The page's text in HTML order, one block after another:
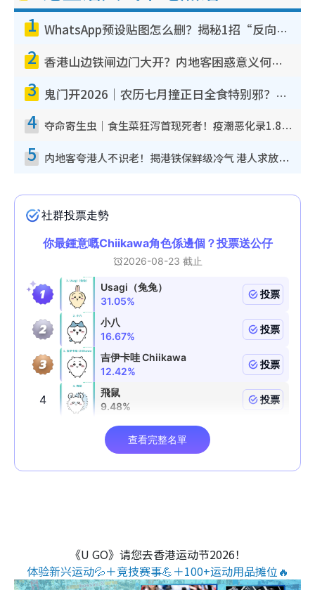
1 WhatsApp预设贴图怎么删？揭秘1招“反向操作”还原简洁界面 附3步实测教程
2 香港山边铁闸边门大开？内地客困惑意义何在！网友神回复：这种叫法理性防御
3 鬼门开2026｜农历七月撞正日全食特别邪？专家警告切忌做一事！揭4大禁忌+2招保平安
4 夺命寄生虫｜食生菜狂泻首现死者！疫潮恶化录1.8万宗病例 揭洗菜3大谬误
5 内地客夸港人不识老！揭港铁保鲜级冷气 港人求放过：别投诉
《U GO》请您去香港运动节2026！
体验新兴运动💦＋竞技赛事💪＋100+运动用品摊位🔥